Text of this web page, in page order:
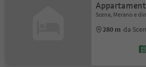
Scena, Merano e
280 m da